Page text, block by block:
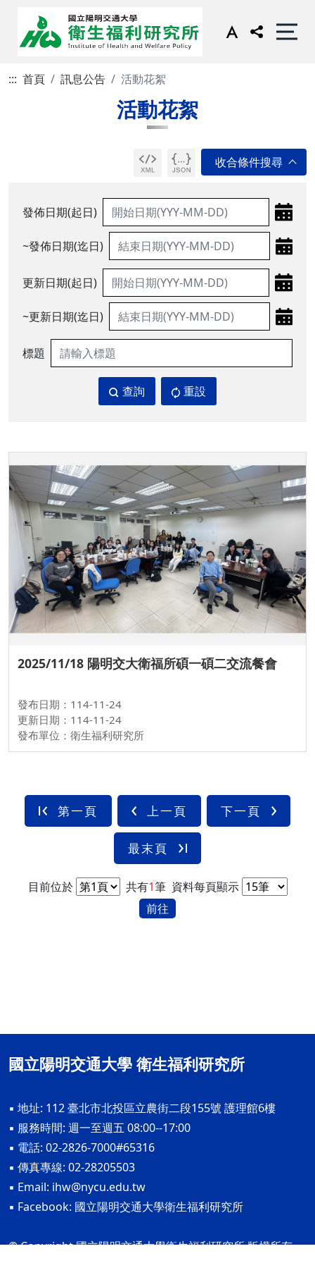
::: 首頁 訊息公告 活動花絮
活動花絮
發佈日期(起日)
~發佈日期(迄日)
更新日期(起日)
~更新日期(迄日)
標題
查詢 重設
2025/11/18 陽明交大衛福所碩一碩二交流餐會
發布日期：114-11-24
更新日期：114-11-24
發布單位：衛生福利研究所
第一頁 上一頁 下一頁
最末頁
目前位於 共有1筆 資料每頁顯示
前往
國立陽明交通大學 衛生福利研究所
▪ 地址: 112 臺北市北投區立農街二段155號 護理館6樓
▪ 服務時間: 週一至週五 08:00--17:00
▪ 電話: 02-2826-7000#65316
▪ 傳真專線: 02-28205503
▪ Email: ihw@nycu.edu.tw
▪ Facebook: 國立陽明交通大學衛生福利研究所
© Copyright 國立陽明交通大學衛生福利研究所 版權所有